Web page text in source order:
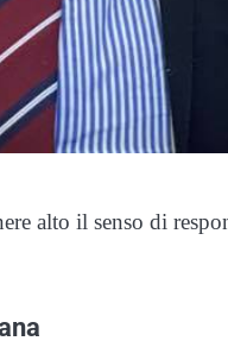
alto il senso di